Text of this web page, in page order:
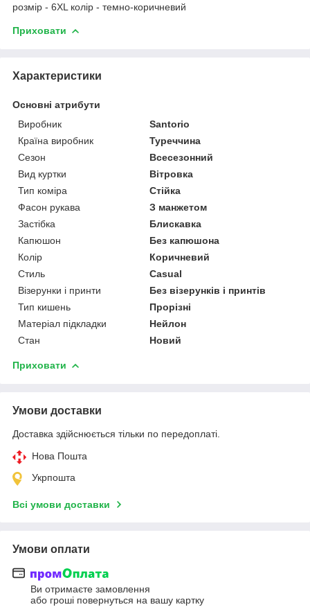
розмір - 6XL колір - темно-коричневий
Приховати
Характеристики
Основні атрибути
Виробник
Santorio
Країна виробник
Туреччина
Сезон
Всесезонний
Вид куртки
Вітровка
Тип коміра
Стійка
Фасон рукава
З манжетом
Застібка
Блискавка
Капюшон
Без капюшона
Колір
Коричневий
Стиль
Casual
Візерунки і принти
Без візерунків і принтів
Тип кишень
Прорізні
Матеріал підкладки
Нейлон
Стан
Новий
Приховати
Умови доставки
Доставка здійснюється тільки по передоплаті.
Нова Пошта
Укрпошта
Всі умови доставки
Умови оплати
Ви отримаєте замовлення
або гроші повернуться на вашу картку